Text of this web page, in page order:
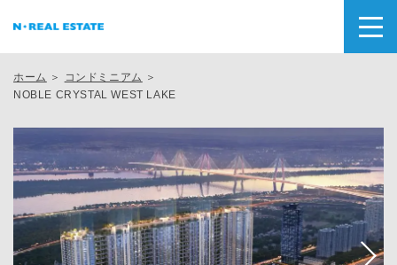
ホーム ＞ コンドミニアム ＞
NOBLE CRYSTAL WEST LAKE